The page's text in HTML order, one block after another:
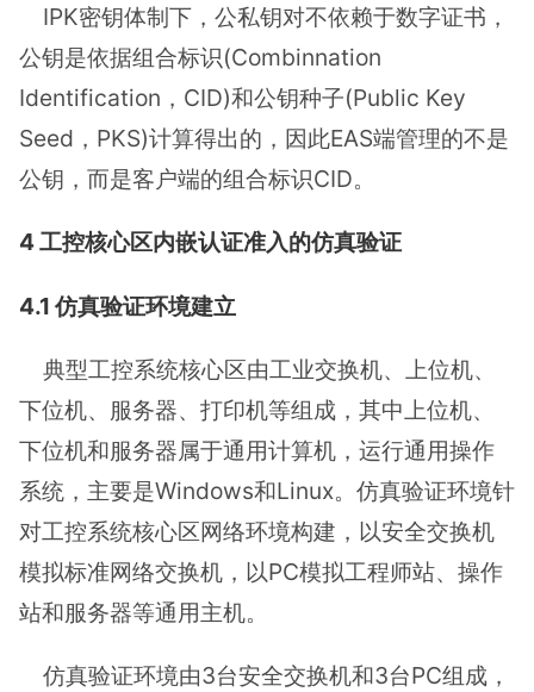
IPK密钥体制下，公私钥对不依赖于数字证书，
公钥是依据组合标识(Combinnation
Identification，CID)和公钥种子(Public Key
Seed，PKS)计算得出的，因此EAS端管理的不是
公钥，而是客户端的组合标识CID。
4 工控核心区内嵌认证准入的仿真验证
4.1 仿真验证环境建立
典型工控系统核心区由工业交换机、上位机、
下位机、服务器、打印机等组成，其中上位机、
下位机和服务器属于通用计算机，运行通用操作
系统，主要是Windows和Linux。仿真验证环境针
对工控系统核心区网络环境构建，以安全交换机
模拟标准网络交换机，以PC模拟工程师站、操作
站和服务器等通用主机。
仿真验证环境由3台安全交换机和3台PC组成，